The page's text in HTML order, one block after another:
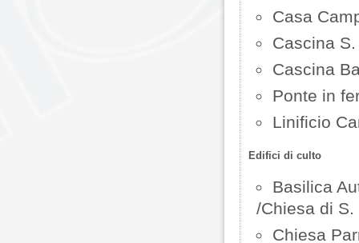
Casa
Cascina
Cascina
Ponte in
Linificio
Edifici di culto
Basilica
/Chiesa di
Chiesa